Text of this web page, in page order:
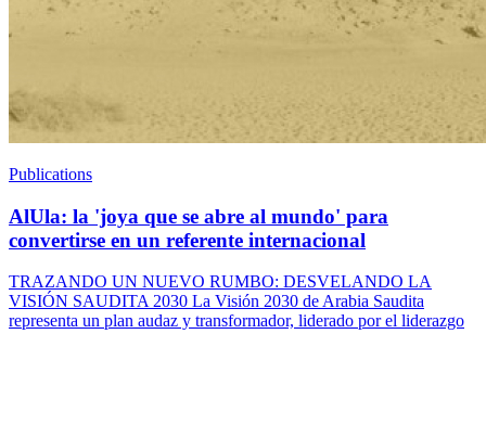
Publications
AlUla: la 'joya que se abre al mundo' para
convertirse en un referente internacional
TRAZANDO UN NUEVO RUMBO: DESVELANDO LA
VISIÓN SAUDITA 2030 La Visión 2030 de Arabia Saudita
representa un plan audaz y transformador, liderado por el liderazgo